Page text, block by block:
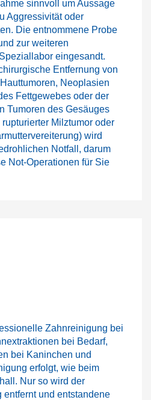
sinnvoll um Aussage
Aggressivität oder
Die entnommene Probe
zur weiteren
eingesandt.
Entfernung von
Neoplasien
Fettgewebes oder der
Tumoren des Gesäuges
Milztumor oder
wird
Notfall, darum
Not-Operationen für Sie
Zahnreinigung bei
bei Bedarf,
bei Kaninchen und
erfolgt, wie beim
Nur so wird der
und entstandene